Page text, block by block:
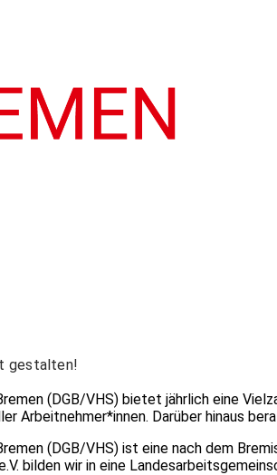
gestalten!
(DGB/VHS) bietet jährlich eine
Arbeitnehmer*innen. Darüber hinaus
(DGB/VHS) ist eine nach dem
bilden wir in eine